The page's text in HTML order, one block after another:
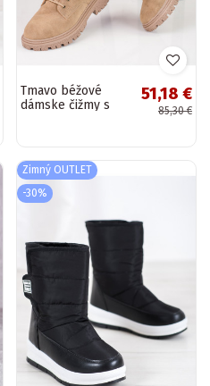
Tmavo béžové
dámske čižmy s
51,18 €
85,30 €
Zimný OUTLET
-30%